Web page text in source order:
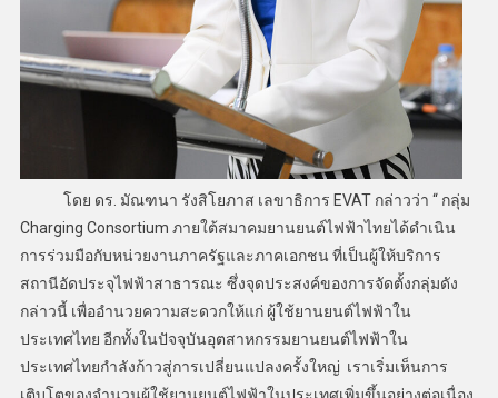
โดย ดร. มัณฑนา รังสิโยภาส เลขาธิการ EVAT กล่าวว่า “ กลุ่ม
Charging Consortium ภายใต้สมาคมยานยนต์ไฟฟ้าไทยได้ดำเนิน
การร่วมมือกับหน่วยงานภาครัฐและภาคเอกชน ที่เป็นผู้ให้บริการ
สถานีอัดประจุไฟฟ้าสาธารณะ ซึ่งจุดประสงค์ของการจัดตั้งกลุ่มดัง
กล่าวนี้ เพื่ออำนวยความสะดวกให้แก่ ผู้ใช้ยานยนต์ไฟฟ้าใน
ประเทศไทย อีกทั้งในปัจจุบันอุตสาหกรรมยานยนต์ไฟฟ้าใน
ประเทศไทยกำลังก้าวสู่การเปลี่ยนแปลงครั้งใหญ่ เราเริ่มเห็นการ
เติบโตของจำนวนผู้ใช้ยานยนต์ไฟฟ้าในประเทศเพิ่มขึ้นอย่างต่อเนื่อง